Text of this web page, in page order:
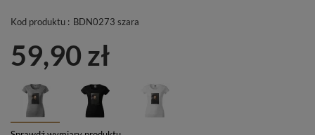
Kod produktu : BDN0273 szara
59,90 zł